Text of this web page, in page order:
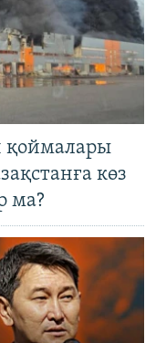
қоймалары
көз
ма?